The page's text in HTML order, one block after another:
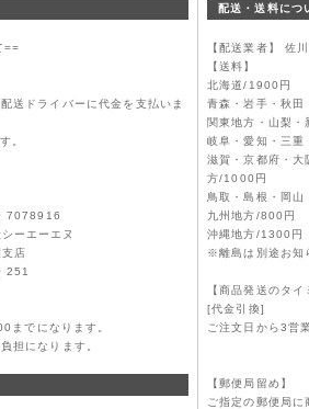
==
送ドライバーに代金を支払いま
。
ーエヌ
までになります。
担になります。
配送・送料につ
【配送業者】 佐
【送料】
北海道/1900円
青森・岩手・秋
関東地方・山梨
岐阜・愛知・三
滋賀・京都府・大
方/1000円
鳥取・島根・岡
九州地方/800円
沖縄地方/1300円
※離島は別途お知
【商品発送のタ
[代金引換]
ご注文日から3営
【郵便局留め】
ご指定の郵便局